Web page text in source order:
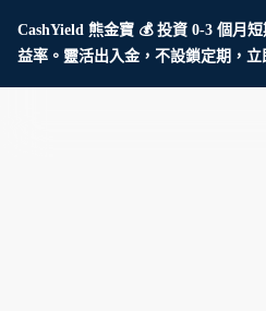
CashYield 熊金寶 💰 投資 0-3 個月
益率。靈活出入金，不設鎖定期，